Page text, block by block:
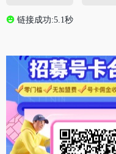
链接成功:5.1秒